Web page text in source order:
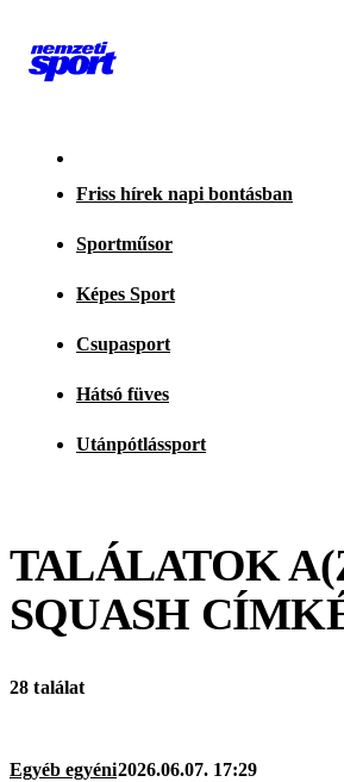
Friss hírek napi bontásban
Sportműsor
Képes Sport
Csupasport
Hátsó füves
Utánpótlássport
TALÁLATOK
SQUASH
28 találat
Egyéb egyéni2026.06.07. 17:29